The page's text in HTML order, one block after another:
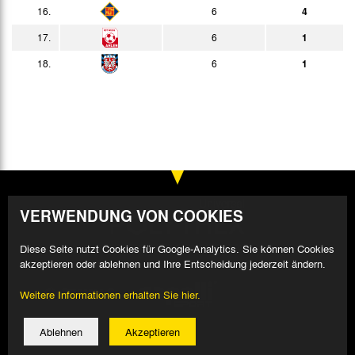
16.
6
4
17.
6
1
18.
6 1
VERWENDUNG VON COOKIES
Diese Seite nutzt Cookies für Google-Analytics. Sie können Cookies
akzeptieren oder ablehnen und Ihre Entscheidung jederzeit ändern.
Weitere Informationen erhalten Sie hier.
Ablehnen Akzeptieren